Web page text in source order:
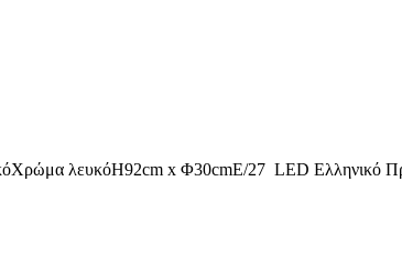
λευκόΗ92cm x Φ30cmE/27 LED Ελληνικό